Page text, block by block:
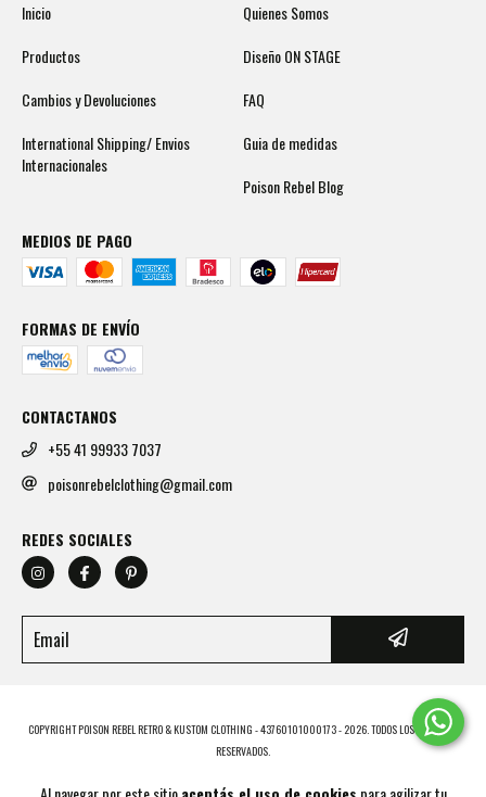
Inicio
Quienes Somos
Productos
Diseño ON STAGE
Cambios y Devoluciones
FAQ
International Shipping/ Envios
Internacionales
Guia de medidas
Poison Rebel Blog
MEDIOS DE PAGO
FORMAS DE ENVÍO
CONTACTANOS
+55 41 99933 7037
poisonrebelclothing@gmail.com
REDES SOCIALES
COPYRIGHT POISON REBEL RETRO & KUSTOM CLOTHING - 43760101000173 - 2026. TODOS LOS DERECHOS
RESERVADOS.